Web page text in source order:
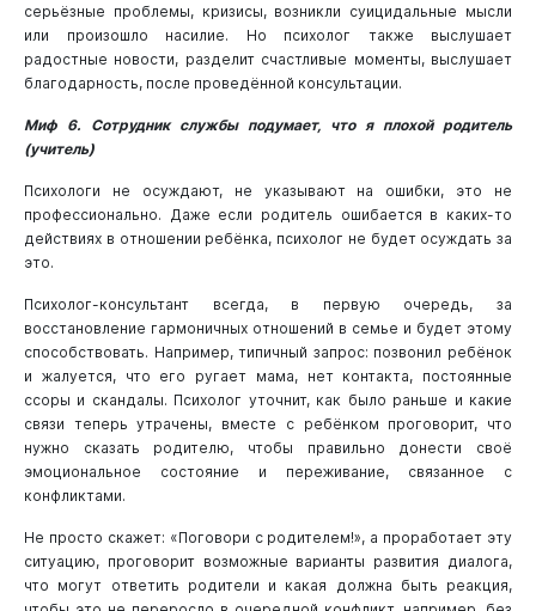
серьёзные проблемы, кризисы, возникли суицидальные мысли
или произошло насилие. Но психолог также выслушает
радостные новости, разделит счастливые моменты, выслушает
благодарность, после проведённой консультации.
Миф 6. Сотрудник службы подумает, что я плохой родитель
(учитель)
Психологи не осуждают, не указывают на ошибки, это не
профессионально. Даже если родитель ошибается в каких-то
действиях в отношении ребёнка, психолог не будет осуждать за
это.
Психолог-консультант всегда, в первую очередь, за
восстановление гармоничных отношений в семье и будет этому
способствовать. Например, типичный запрос: позвонил ребёнок
и жалуется, что его ругает мама, нет контакта, постоянные
ссоры и скандалы. Психолог уточнит, как было раньше и какие
связи теперь утрачены, вместе с ребёнком проговорит, что
нужно сказать родителю, чтобы правильно донести своё
эмоциональное состояние и переживание, связанное с
конфликтами.
Не просто скажет: «Поговори с родителем!», а проработает эту
ситуацию, проговорит возможные варианты развития диалога,
что могут ответить родители и какая должна быть реакция,